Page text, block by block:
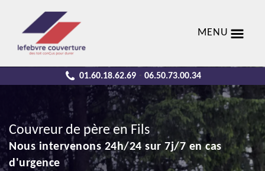
MENU
01.60.18.62.69 - 06.50.73.00.34
Couvreur de père en Fils
Nous intervenons 24h/24 sur 7j/7 en cas
d'urgence